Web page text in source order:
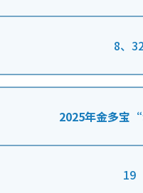
8、
2025年金多宝
19